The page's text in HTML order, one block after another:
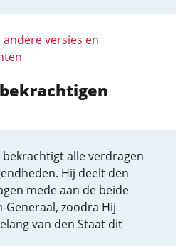
versies en
alle verdragen
Hij deelt den
mede aan de beide
Generaal, zoodra Hij
van den Staat dit